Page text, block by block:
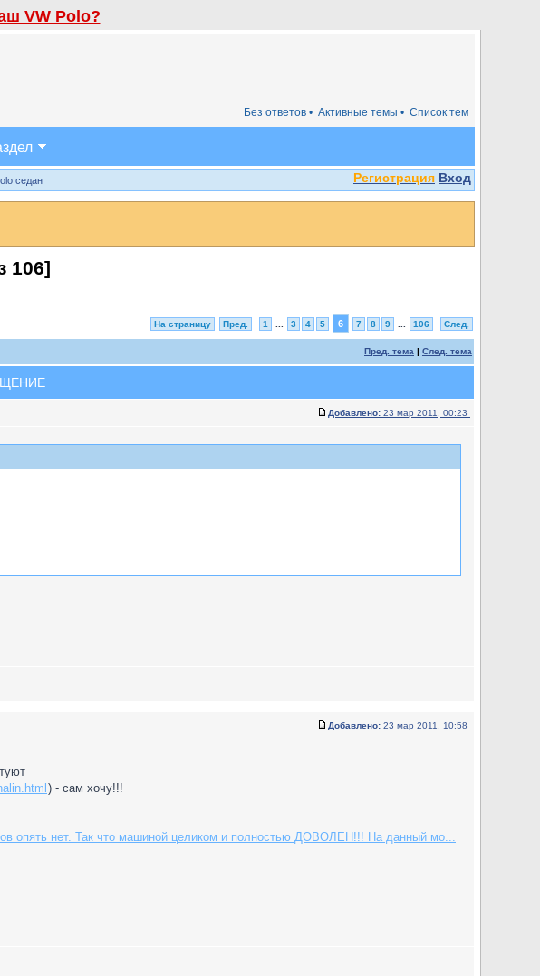
VW Polo?
Список тем
Активные темы •
Без ответов •
Регистрация Вход
седан
106]
На страницу Пред. 1 3 4 5 6 7 8 9 106 След.
Пред. тема | След. тема
Добавлено: 23 мар 2011, 00:23
Добавлено: 23 мар 2011, 10:58
) - сам хочу!!!
опять нет. Так что машиной целиком и полностью ДОВОЛЕН!!! На данный мо...